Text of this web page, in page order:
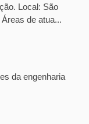
Local: São
de atua...
da engenharia